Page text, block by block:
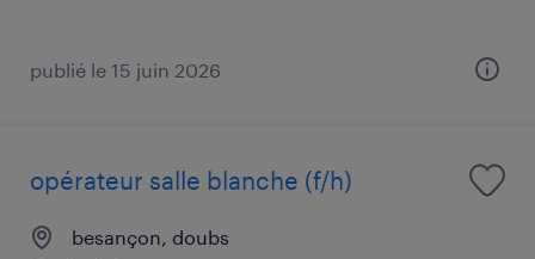
publié le 15 juin 2026
opérateur salle blanche (f/h)
besançon, doubs